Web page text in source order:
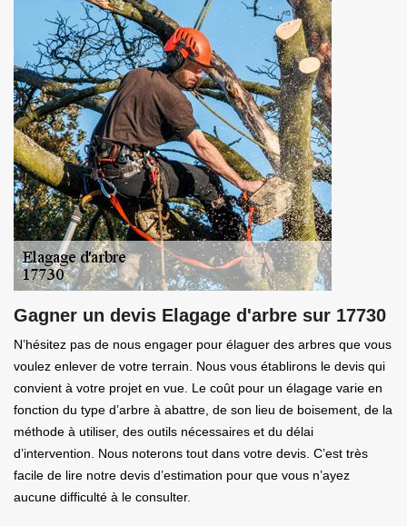
Gagner un devis Elagage d'arbre sur 17730
N’hésitez pas de nous engager pour élaguer des arbres que vous
voulez enlever de votre terrain. Nous vous établirons le devis qui
convient à votre projet en vue. Le coût pour un élagage varie en
fonction du type d’arbre à abattre, de son lieu de boisement, de la
méthode à utiliser, des outils nécessaires et du délai
d’intervention. Nous noterons tout dans votre devis. C’est très
facile de lire notre devis d’estimation pour que vous n’ayez
aucune difficulté à le consulter.